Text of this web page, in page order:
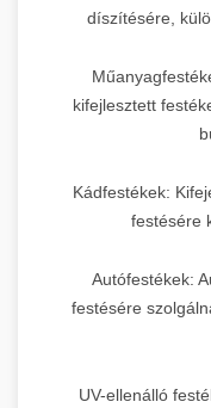
díszítésére,
kifejlesztett
Kádfestékek:
festésére
Autófestékek:
festésére
UV-ellenálló